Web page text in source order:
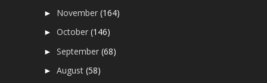
► November(164)
►October(146)
►September(68)
►August(58)